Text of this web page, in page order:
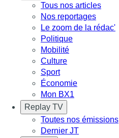
Tous nos articles
Nos reportages
Le zoom de la rédac'
Politique
Mobilité
Culture
Sport
Économie
Mon BX1
Replay TV
Toutes nos émissions
Dernier JT